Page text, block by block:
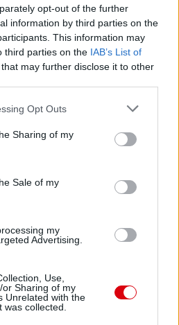
opt-out of the further
information by third parties on the
This information may
third parties on the IAB’s List of
that may further disclose it to other
app uses one or more Google
behaviour. You may click to
and its third-party tags to
purposes in below Google
Opt Outs
Sharing of my
Sale of my
my
Advertising.
Use,
Sharing of my
Unrelated with the
collected.
vs